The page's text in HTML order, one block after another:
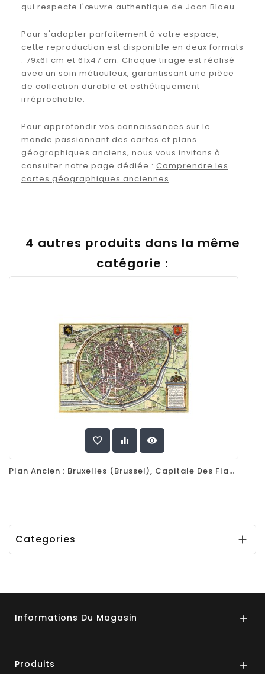
qui respecte l'œuvre authentique de Joan Blaeu.
Pour s'adapter parfaitement à votre espace,
cette reproduction est disponible en deux formats
: 79x61 cm et 61x47 cm. Chaque tirage est réalisé
avec un soin méticuleux, garantissant une pièce
de collection durable et esthétiquement
irréprochable.
Pour approfondir vos connaissances sur le
monde passionnant des cartes et plans
géographiques anciens, nous vous invitons à
consulter notre page dédiée : Comprendre les
cartes géographiques anciennes.
4 autres produits dans la même
catégorie :
favorite_border equalizer visibility
Plan Ancien : Bruxelles (Brussel), Capitale Des Flandres, Par Braun & Hogenberg, 1575
Categories 
Informations Du Magasin 
Produits 